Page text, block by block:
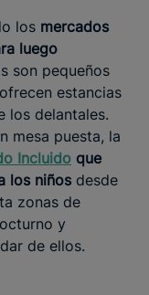
los mercados
luego
son pequeños
estancias
los delantales.
mesa puesta, la
Incluido que
los niños desde
zonas de
y
de ellos.